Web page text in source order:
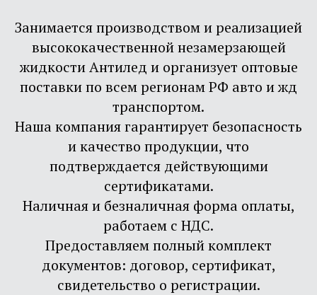
Занимается производством и реализацией
высококачественной незамерзающей
жидкости Антилед и организует оптовые
поставки по всем регионам РФ авто и жд
транспортом.
Наша компания гарантирует безопасность
и качество продукции, что
подтверждается действующими
сертификатами.
Наличная и безналичная форма оплаты,
работаем с НДС.
Предоставляем полный комплект
документов: договор, сертификат,
свидетельство о регистрации.